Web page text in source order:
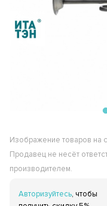
Изображение товаров на
Продавец не несёт
производителем.
Авторизуйтесь, чтобы